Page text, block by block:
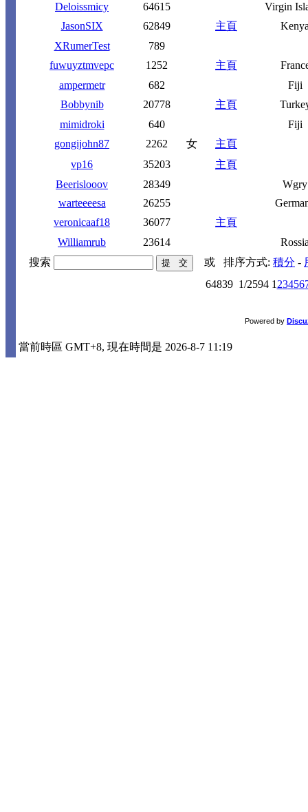
Deloissmicy
64615
Virgin
JasonSIX
62849 主頁
XRumerTest
789
fuwuyztmvepc
1252 主頁
ampermetr
682
Fiji
Bobbynib
20778 主頁
mimidroki
640
Fiji
gongijohn87
2262 女
主頁
vp16
35203
主頁
Beerislooov
28349
Wgry
warteeeesa
26255
veronicaaf18
36077
主頁
Williamrub
23614
搜索
或 排序方式: 積分 -
64839 1/2594 1 23456
Powered by
當前時區 GMT+8, 現在時間是 2026-8-7 11:19